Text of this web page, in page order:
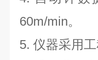
60m/min。
5. 仪器采用